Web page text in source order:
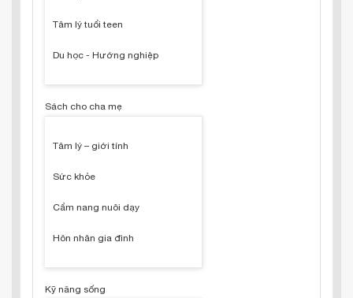
Tâm lý tuổi teen
Du học - Hướng nghiệp
Sách cho cha mẹ
Tâm lý – giới tính
Sức khỏe
Cẩm nang nuôi dạy
Hôn nhân gia đình
Kỹ năng sống